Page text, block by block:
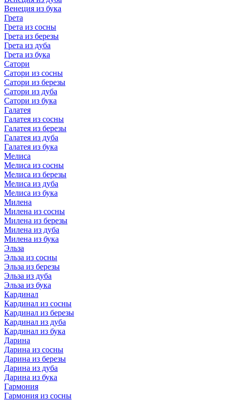
Венеция из бука
Грета
Грета из сосны
Грета из березы
Грета из дуба
Грета из бука
Сатори
Сатори из сосны
Сатори из березы
Сатори из дуба
Сатори из бука
Галатея
Галатея из сосны
Галатея из березы
Галатея из дуба
Галатея из бука
Мелиса
Мелиса из сосны
Мелиса из березы
Мелиса из дуба
Мелиса из бука
Милена
Милена из сосны
Милена из березы
Милена из дуба
Милена из бука
Эльза
Эльза из сосны
Эльза из березы
Эльза из дуба
Эльза из бука
Кардинал
Кардинал из сосны
Кардинал из березы
Кардинал из дуба
Кардинал из бука
Дарина
Дарина из сосны
Дарина из березы
Дарина из дуба
Дарина из бука
Гармония
Гармония из сосны